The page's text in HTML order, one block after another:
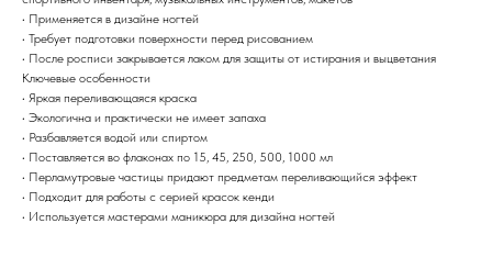
• Применяется в дизайне ногтей
• Требует подготовки поверхности перед рисованием
• После росписи закрывается лаком для защиты от истирания и выцветания
Ключевые особенности
• Яркая переливающаяся краска
• Экологична и практически не имеет запаха
• Разбавляется водой или спиртом
• Поставляется во флаконах по 15, 45, 250, 500, 1000 мл
• Перламутровые частицы придают предметам переливающийся эффект
• Подходит для работы с серией красок кенди
• Используется мастерами маникюра для дизайна ногтей